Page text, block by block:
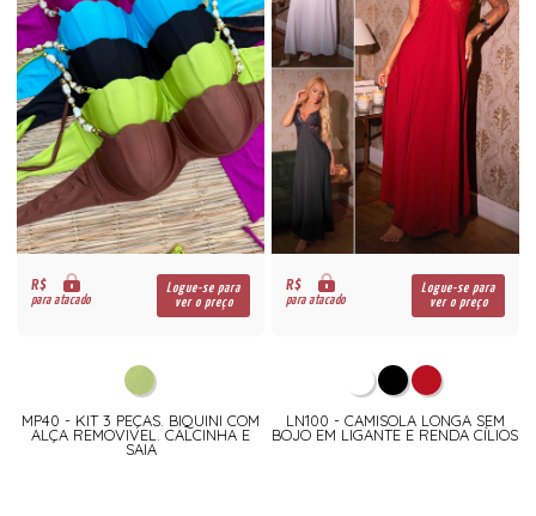
R$
para atacado
Logue-se para
ver o preço
MP40 - KIT 3 PEÇAS. BIQUINI COM
ALÇA REMOVIVEL. CALCINHA E
SAIA
R$
para atacado
Logue-se para
ver o preço
LN100 - CAMISOLA LONGA SEM
BOJO EM LIGANTE E RENDA CÍLIOS